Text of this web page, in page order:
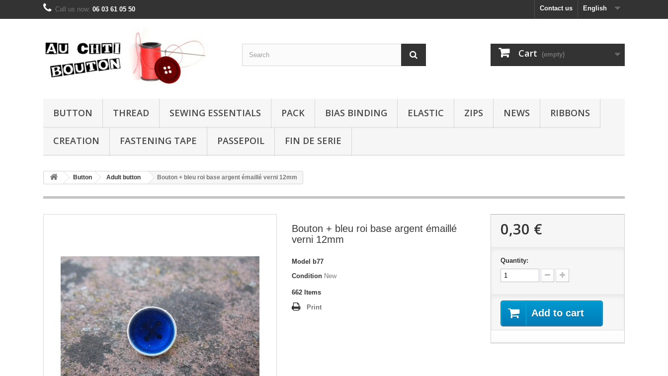
English
Contact us
Call us now: 06 03 61 05 50
Cart (empty)
BUTTON THREAD SEWING ESSENTIALS PACK BIAS BINDING ELASTIC ZIPS NEWS RIBBONS
CREATION FASTENING TAPE PASSEPOIL FIN DE SERIE
Button Adult button Bouton + bleu roi base argent émaillé verni 12mm
Bouton + bleu roi base argent émaillé
verni 12mm
Model
b77
Condition New
662 Items
Print
0,30 €
Quantity:
Add to cart